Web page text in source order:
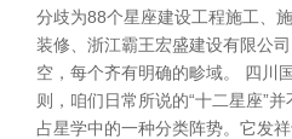
分歧为88个星座建设工程施工、
装修、浙江霸王宏盛建设有限公
空，每个齐有明确的畛域。 四川
则，咱们日常所说的“十二星座”
占星学中的一种分类阵势。它发